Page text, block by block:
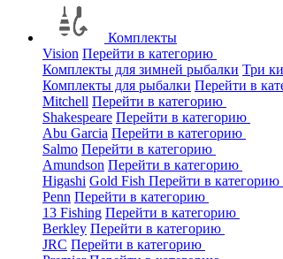
Комплекты
Vision Перейти в категорию
Комплекты для зимней рыбалки Три
Комплекты для рыбалки Перейти в
Mitchell Перейти в категорию
Shakespeare Перейти в категорию
Abu Garcia Перейти в категорию
Salmo Перейти в категорию
Amundson Перейти в категорию
Higashi Gold Fish Перейти в категорию
Penn Перейти в категорию
13 Fishing Перейти в категорию
Berkley Перейти в категорию
JRC Перейти в категорию